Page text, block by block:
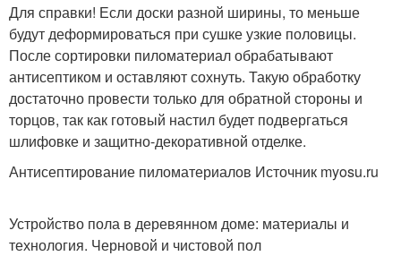
Для справки! Если доски разной ширины, то меньше
будут деформироваться при сушке узкие половицы.
После сортировки пиломатериал обрабатывают
антисептиком и оставляют сохнуть. Такую обработку
достаточно провести только для обратной стороны и
торцов, так как готовый настил будет подвергаться
шлифовке и защитно-декоративной отделке.
Антисептирование пиломатериалов Источник myosu.ru
Устройство пола в деревянном доме: материалы и
технология. Черновой и чистовой пол